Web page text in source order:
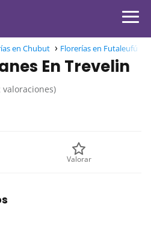
en Chubut Florerías en Futaleufú
En Trevelin
valoraciones)
Valorar